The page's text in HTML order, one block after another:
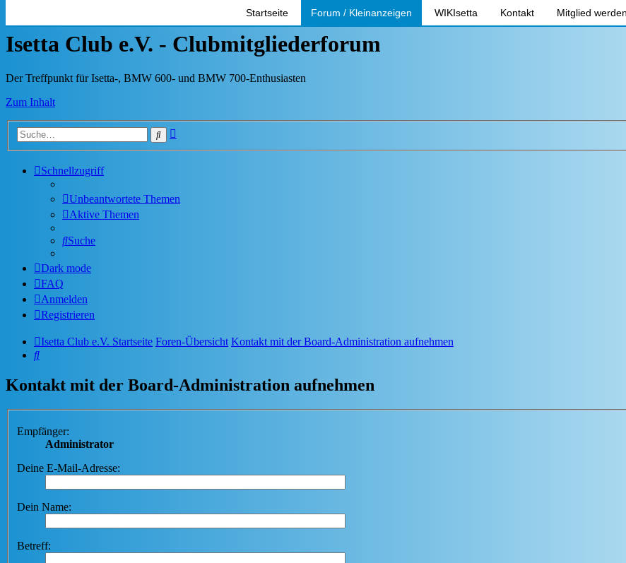
Startseite Forum / Kleinanzeigen WIKIsetta Kontakt Mitglied werden
Isetta Club e.V. - Clubmitgliederforum
Der Treffpunkt für Isetta-, BMW 600- und BMW 700-Enthusiasten
Zum Inhalt
Suche
Schnellzugriff
Unbeantwortete Themen
Aktive Themen
Suche
Dark mode
FAQ
Anmelden
Registrieren
Isetta Club e.V. Startseite Foren-Übersicht Kontakt mit der Board-Administration aufnehmen
Suche
Kontakt mit der Board-Administration aufnehmen
Empfänger:
Administrator
Deine E-Mail-Adresse:
Dein Name:
Betreff: